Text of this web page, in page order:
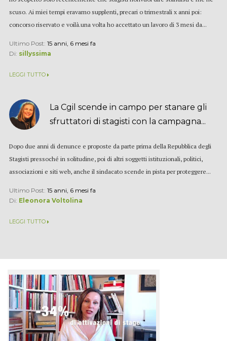
scuso. Ai miei tempi eravamo supplenti, precari o trimestrali x anni poi:
concorso riservato e voilà.una volta ho accettato un lavoro di 3 mesi da...
Ultimo Post: 15 anni, 6 mesi fa
Di: sillyssima
LEGGI TUTTO
La Cgil scende in campo per stanare gli
sfruttatori di stagisti con la campagna...
Dopo due anni di denunce e proposte da parte prima della Repubblica degli
Stagisti pressoché in solitudine, poi di altri soggetti istituzionali, politici,
associazioni e siti web, anche il sindacato scende in pista per proteggere...
Ultimo Post: 15 anni, 6 mesi fa
Di: Eleonora Voltolina
LEGGI TUTTO